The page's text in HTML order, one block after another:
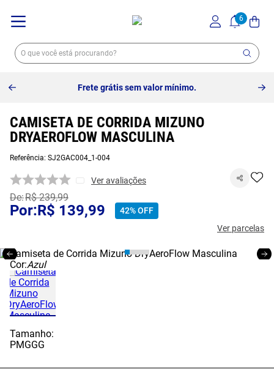
Frete grátis sem valor mínimo.
CAMISETA DE CORRIDA MIZUNO
DRYAEROFLOW MASCULINA
Referência: SJ2GAC004_1-004
Ver avaliações
R$ 239,99
R$ 139,99 42%OFF
Ver parcelas
Cor:Azul
Tamanho:
PMGGG